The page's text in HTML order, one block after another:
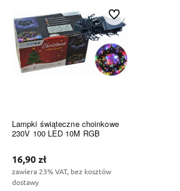
Lampki świąteczne choinkowe
230V 100 LED 10M RGB
16,90 zł
zawiera 23% VAT, bez kosztów
dostawy
Do ulubionych